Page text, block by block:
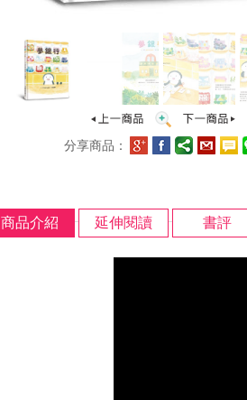
分享商品：
商品介紹 延伸閱讀 書評